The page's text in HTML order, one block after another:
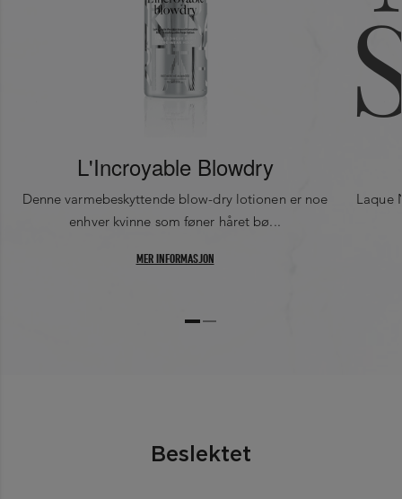
L'Incroyable Blowdry
Denne varmebeskyttende blow-dry lotionen er noe
enhver kvinne som føner håret bø...
MER INFORMASJON
Laque
Beslektet